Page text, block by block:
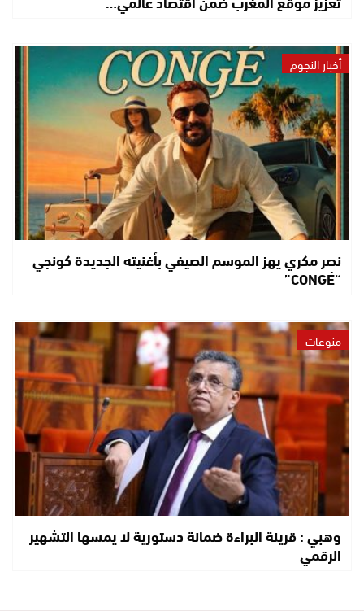
أخبار النجوم
نصر مكري يهز الموسم الصيفي بأغنيته الجديدة كونجي
“CONGÉ”
منوعات
وهبي : قرينة البراءة ضمانة دستورية لا يمسها التشهير
الرقمي